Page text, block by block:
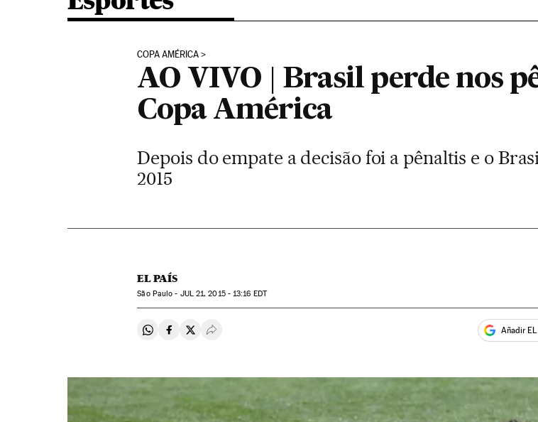
COPA AMÉRICA
AO VIVO | Brasil perde nos
Copa América
Depois do empate a decisão foi a pênaltis e o
2015
EL PAÍS
São Paulo - JUL21, 2015 - 13:16 EDT
Compartir en Whatsapp
Compartir en Facebook
Compartir en Twitter
Desplegar Redes Sociales Añadir